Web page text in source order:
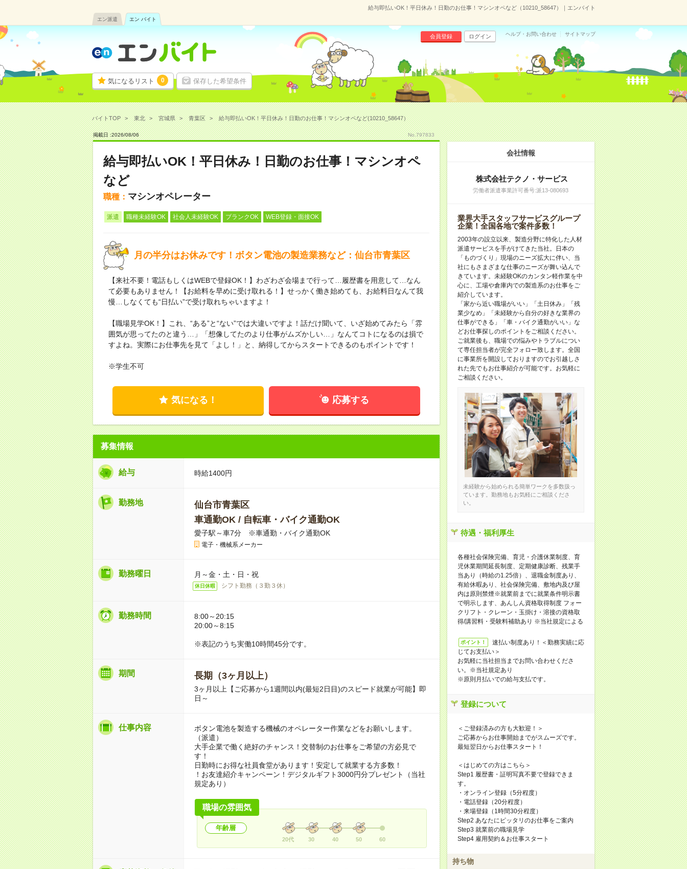
給与即払いOK！平日休み！日勤のお仕事！マシンオペなど（10210_58647）｜エンバイト
エン派遣 エン バイト
気になるリスト 0 保存した希望条件
会員登録 ログイン ヘルプ・お問い合わせ サイトマップ
バイトTOP 東北 宮城県 青葉区 給与即払いOK！平日休み！日勤のお仕事！マシンオペなど(10210_58647）
掲載日 :2026/08/06 No.797833
給与即払いOK！平日休み！日勤のお仕事！マシンオペ
など
職種： マシンオペレーター
派遣 職種未経験OK 社会人未経験OK ブランクOK WEB登録・面接OK
月の半分はお休みです！ボタン電池の製造業務など：仙台市青葉区
【来社不要！電話もしくはWEBで登録OK！】わざわざ会場まで行って…履歴書を用意して…なん
て必要もありません！【お給料を早めに受け取れる！】せっかく働き始めても、お給料日なんて我
慢…しなくても“日払い”で受け取れちゃいますよ！
【職場見学OK！】これ、“ある”と“ない”では大違いですよ！話だけ聞いて、いざ始めてみたら「雰
囲気が思ってたのと違う…」「想像してたのより仕事がムズかしい…」なんてコトになるのは損で
すよね。実際にお仕事先を見て「よし！」と、納得してからスタートできるのもポイントです！
※学生不可
気になる！ 応募する
募集情報
給与 時給1400円
勤務地
仙台市青葉区
車通勤OK / 自転車・バイク通勤OK
愛子駅～車7分 ※車通勤・バイク通勤OK
電子・機械系メーカー
勤務曜日 月～金・土・日・祝
休日休暇 シフト勤務（３勤３休）
勤務時間
8:00～20:15
20:00～8:15
※表記のうち実働10時間45分です。
期間 長期（3ヶ月以上）
3ヶ月以上【ご応募から1週間以内(最短2日目)のスピード就業が可能】即
日～
仕事内容
ボタン電池を製造する機械のオペレーター作業などをお願いします。
（派遣）
大手企業で働く絶好のチャンス！交替制のお仕事をご希望の方必見で
す！
日勤時にお得な社員食堂があります！安定して就業する方多数！
！お友達紹介キャンペーン！デジタルギフト3000円分プレゼント（当社
規定あり）
職場の雰囲気
年齢層
20代 30 40 50 60
会社情報
株式会社テクノ・サービス
労働者派遣事業許可番号:派13-080693
業界大手スタッフサービスグループ
企業！全国各地で案件多数！
2003年の設立以来、製造分野に特化した人材
派遣サービスを手がけてきた当社。日本の
「ものづくり」現場のニーズ拡大に伴い、当
社にもさまざまな仕事のニーズが舞い込んで
きています。未経験OKのカンタン軽作業を中
心に、工場や倉庫内での製造系のお仕事をご
紹介しています。
「家から近い職場がいい」「土日休み」「残
業少なめ」「未経験から自分の好きな業界の
仕事ができる」「車・バイク通勤がいい」な
どお仕事探しのポイントをご相談ください。
ご就業後も、職場での悩みやトラブルについ
て専任担当者が完全フォロー致します。全国
に事業所を開設しておりますのでお引越しさ
れた先でもお仕事紹介が可能です。お気軽に
ご相談ください。
未経験から始められる簡単ワークを多数扱っ
ています。勤務地もお気軽にご相談くださ
い。
待遇・福利厚生
各種社会保険完備、育児・介護休業制度、育
児休業期間延長制度、定期健康診断、残業手
当あり（時給の1.25倍）、退職金制度あり、
有給休暇あり、社会保険完備、敷地内及び屋
内は原則禁煙※就業前までに就業条件明示書
で明示します、あんしん資格取得制度 フォー
クリフト・クレーン・玉掛け・溶接の資格取
得/講習料・受験料補助あり ※当社規定による
ポイント！
速払い制度あり！＜勤務実績に応
じてお支払い＞
お気軽に当社担当までお問い合わせくださ
い。※当社規定あり
※原則月払いでの給与支払です。
登録について
＜ご登録済みの方も大歓迎！＞
ご応募からお仕事開始までがスムーズです。
最短翌日からお仕事スタート！
＜はじめての方はこちら＞
Step1 履歴書・証明写真不要で登録できま
す。
・オンライン登録（5分程度）
・電話登録（20分程度）
・来場登録（1時間30分程度）
Step2 あなたにピッタリのお仕事をご案内
Step3 就業前の職場見学
Step4 雇用契約＆お仕事スタート
持ち物